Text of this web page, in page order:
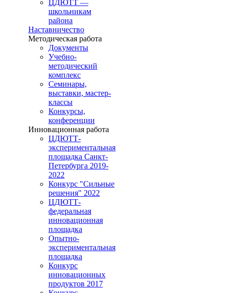
ЦДЮТТ —
школьникам
района
Наставничество
Методическая работа
Документы
Учебно-
методический
комплекс
Семинары,
выставки, мастер-
классы
Конкурсы,
конференции
Инновационная работа
ЦДЮТТ-
экспериментальная
площадка Санкт-
Петербурга 2019-
2022
Конкурс "Сильные
решения" 2022
ЦДЮТТ-
федеральная
инновационная
площадка
Опытно-
экспериментальная
площадка
Конкурс
инновационных
продуктов 2017